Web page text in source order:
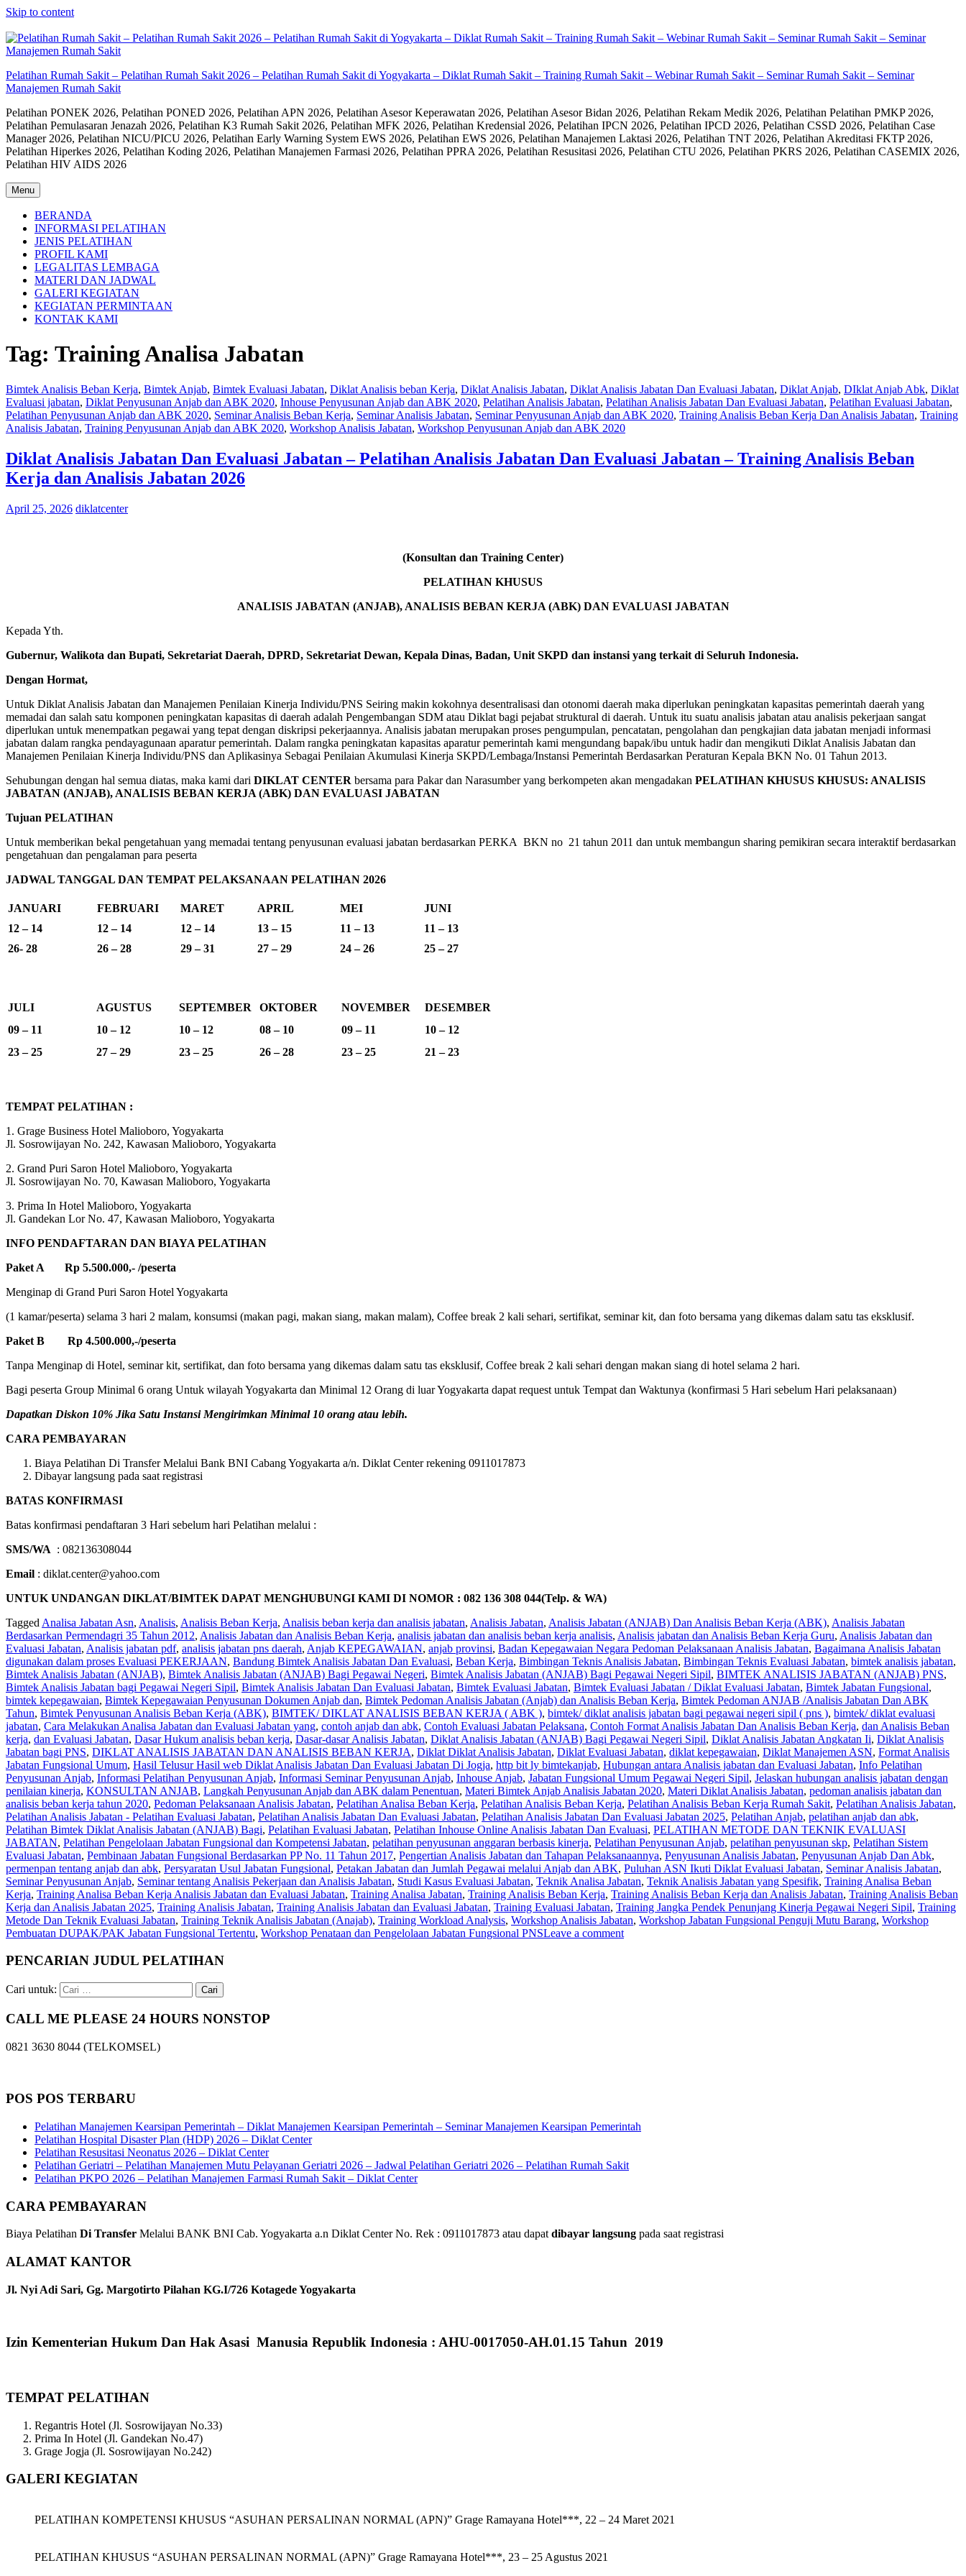
Skip to content
Pelatihan Rumah Sakit – Pelatihan Rumah Sakit 2026 – Pelatihan Rumah Sakit di Yogyakarta – Diklat Rumah Sakit – Training Rumah Sakit – Webinar Rumah Sakit – Seminar Rumah Sakit – Seminar
Manajemen Rumah Sakit
Pelatihan PONEK 2026, Pelatihan PONED 2026, Pelatihan APN 2026, Pelatihan Asesor Keperawatan 2026, Pelatihan Asesor Bidan 2026, Pelatihan Rekam Medik 2026, Pelatihan Pelatihan PMKP 2026,
Pelatihan Pemulasaran Jenazah 2026, Pelatihan K3 Rumah Sakit 2026, Pelatihan MFK 2026, Pelatihan Kredensial 2026, Pelatihan IPCN 2026, Pelatihan IPCD 2026, Pelatihan CSSD 2026, Pelatihan Case
Manager 2026, Pelatihan NICU/PICU 2026, Pelatihan Early Warning System EWS 2026, Pelatihan EWS 2026, Pelatihan Manajemen Laktasi 2026, Pelatihan TNT 2026, Pelatihan Akreditasi FKTP 2026,
Pelatihan Hiperkes 2026, Pelatihan Koding 2026, Pelatihan Manajemen Farmasi 2026, Pelatihan PPRA 2026, Pelatihan Resusitasi 2026, Pelatihan CTU 2026, Pelatihan PKRS 2026, Pelatihan CASEMIX 2026,
Pelatihan HIV AIDS 2026
Menu
BERANDA
INFORMASI PELATIHAN
JENIS PELATIHAN
PROFIL KAMI
LEGALITAS LEMBAGA
MATERI DAN JADWAL
GALERI KEGIATAN
KEGIATAN PERMINTAAN
KONTAK KAMI
Tag: Training Analisa Jabatan
Bimtek Analisis Beban Kerja, Bimtek Anjab, Bimtek Evaluasi Jabatan, Diklat Analisis beban Kerja, Diklat Analisis Jabatan, Diklat Analisis Jabatan Dan Evaluasi Jabatan, Diklat Anjab, DIklat Anjab Abk, Diklat
Evaluasi jabatan, Diklat Penyusunan Anjab dan ABK 2020, Inhouse Penyusunan Anjab dan ABK 2020, Pelatihan Analisis Jabatan, Pelatihan Analisis Jabatan Dan Evaluasi Jabatan, Pelatihan Evaluasi Jabatan,
Pelatihan Penyusunan Anjab dan ABK 2020, Seminar Analisis Beban Kerja, Seminar Analisis Jabatan, Seminar Penyusunan Anjab dan ABK 2020, Training Analisis Beban Kerja Dan Analisis Jabatan, Training
Analisis Jabatan, Training Penyusunan Anjab dan ABK 2020, Workshop Analisis Jabatan, Workshop Penyusunan Anjab dan ABK 2020
Diklat Analisis Jabatan Dan Evaluasi Jabatan – Pelatihan Analisis Jabatan Dan Evaluasi Jabatan – Training Analisis Beban
Kerja dan Analisis Jabatan 2026
April 25, 2026 diklatcenter
(Konsultan dan Training Center)
PELATIHAN KHUSUS
ANALISIS JABATAN (ANJAB), ANALISIS BEBAN KERJA (ABK) DAN EVALUASI JABATAN
Kepada Yth.
Gubernur, Walikota dan Bupati, Sekretariat Daerah, DPRD, Sekretariat Dewan, Kepala Dinas, Badan, Unit SKPD dan instansi yang terkait di Seluruh Indonesia.
Dengan Hormat,
Untuk Diklat Analisis Jabatan dan Manajemen Penilaian Kinerja Individu/PNS Seiring makin kokohnya desentralisasi dan otonomi daerah maka diperlukan peningkatan kapasitas pemerintah daerah yang
memadai dan salah satu komponen peningkatan kapasitas di daerah adalah Pengembangan SDM atau Diklat bagi pejabat struktural di daerah. Untuk itu suatu analisis jabatan atau analisis pekerjaan sangat
diperlukan untuk menempatkan pegawai yang tepat dengan diskripsi pekerjaannya. Analisis jabatan merupakan proses pengumpulan, pencatatan, pengolahan dan pengkajian data jabatan menjadi informasi
jabatan dalam rangka pendayagunaan aparatur pemerintah. Dalam rangka peningkatan kapasitas aparatur pemerintah kami mengundang bapak/ibu untuk hadir dan mengikuti Diklat Analisis Jabatan dan
Manajemen Penilaian Kinerja Individu/PNS dan Aplikasinya Sebagai Penilaian Akumulasi Kinerja SKPD/Lembaga/Instansi Pemerintah Berdasarkan Peraturan Kepala BKN No. 01 Tahun 2013.
Sehubungan dengan hal semua diatas, maka kami dari DIKLAT CENTER bersama para Pakar dan Narasumber yang berkompeten akan mengadakan PELATIHAN KHUSUS KHUSUS: ANALISIS
JABATAN (ANJAB), ANALISIS BEBAN KERJA (ABK) DAN EVALUASI JABATAN
Tujuan PELATIHAN
Untuk memberikan bekal pengetahuan yang memadai tentang penyusunan evaluasi jabatan berdasarkan PERKA BKN no 21 tahun 2011 dan untuk membangun sharing pemikiran secara interaktif berdasarkan
pengetahuan dan pengalaman para peserta
JADWAL TANGGAL DAN TEMPAT PELAKSANAAN PELATIHAN 2026
JANUARI FEBRUARI MARET APRIL MEI
JUNI
12 – 14
12 – 14 12 – 14 13 – 15 11 – 13
11 – 13
26- 28
26 – 28 29 – 31 27 – 29 24 – 26 25 – 27
JULI AGUSTUS SEPTEMBER OKTOBER NOVEMBER
DESEMBER
09 – 11
10 – 12 10 – 12 08 – 10 09 – 11
10 – 12
23 – 25
27 – 29 23 – 25 26 – 28 23 – 25 21 – 23
TEMPAT PELATIHAN :
1. Grage Business Hotel Malioboro, Yogyakarta
Jl. Sosrowijayan No. 242, Kawasan Malioboro, Yogyakarta
2. Grand Puri Saron Hotel Malioboro, Yogyakarta
Jl. Sosrowijayan No. 70, Kawasan Malioboro, Yogyakarta
3. Prima In Hotel Malioboro, Yogyakarta
Jl. Gandekan Lor No. 47, Kawasan Malioboro, Yogyakarta
INFO PENDAFTARAN DAN BIAYA PELATIHAN
Paket A Rp 5.500.000,- /peserta
Menginap di Grand Puri Saron Hotel Yogyakarta
(1 kamar/peserta) selama 3 hari 2 malam, konsumsi (makan pagi, makan siang, makan malam), Coffee break 2 kali sehari, sertifikat, seminar kit, dan foto bersama yang dikemas dalam satu tas eksklusif.
Paket B Rp 4.500.000,-/peserta
Tanpa Menginap di Hotel, seminar kit, sertifikat, dan foto bersama yang dikemas dalam satu tas eksklusif, Coffee break 2 kali sehari dengan makan siang di hotel selama 2 hari.
Bagi peserta Group Minimal 6 orang Untuk wilayah Yogyakarta dan Minimal 12 Orang di luar Yogyakarta dapat request untuk Tempat dan Waktunya (konfirmasi 5 Hari sebelum Hari pelaksanaan)
Dapatkan Diskon 10% Jika Satu Instansi Mengirimkan Minimal 10 orang atau lebih.
CARA PEMBAYARAN
Biaya Pelatihan Di Transfer Melalui Bank BNI Cabang Yogyakarta a/n. Diklat Center rekening 0911017873
Dibayar langsung pada saat registrasi
BATAS KONFIRMASI
Batas konfirmasi pendaftaran 3 Hari sebelum hari Pelatihan melalui :
SMS/WA : 082136308044
Email : diklat.center@yahoo.com
UNTUK UNDANGAN DIKLAT/BIMTEK DAPAT MENGHUBUNGI KAMI DI NOMOR : 082 136 308 044(Telp. & WA)
Tagged Analisa Jabatan Asn, Analisis, Analisis Beban Kerja, Analisis beban kerja dan analisis jabatan, Analisis Jabatan, Analisis Jabatan (ANJAB) Dan Analisis Beban Kerja (ABK), Analisis Jabatan
Berdasarkan Permendagri 35 Tahun 2012, Analisis Jabatan dan Analisis Beban Kerja, analisis jabatan dan analisis beban kerja analisis, Analisis jabatan dan Analisis Beban Kerja Guru, Analisis Jabatan dan
Evaluasi Jabatan, Analisis jabatan pdf, analisis jabatan pns daerah, Anjab KEPEGAWAIAN, anjab provinsi, Badan Kepegawaian Negara Pedoman Pelaksanaan Analisis Jabatan, Bagaimana Analisis Jabatan
digunakan dalam proses Evaluasi PEKERJAAN, Bandung Bimtek Analisis Jabatan Dan Evaluasi, Beban Kerja, Bimbingan Teknis Analisis Jabatan, Bimbingan Teknis Evaluasi Jabatan, bimtek analisis jabatan,
Bimtek Analisis Jabatan (ANJAB), Bimtek Analisis Jabatan (ANJAB) Bagi Pegawai Negeri, Bimtek Analisis Jabatan (ANJAB) Bagi Pegawai Negeri Sipil, BIMTEK ANALISIS JABATAN (ANJAB) PNS,
Bimtek Analisis Jabatan bagi Pegawai Negeri Sipil, Bimtek Analisis Jabatan Dan Evaluasi Jabatan, Bimtek Evaluasi Jabatan, Bimtek Evaluasi Jabatan / Diklat Evaluasi Jabatan, Bimtek Jabatan Fungsional,
bimtek kepegawaian, Bimtek Kepegawaian Penyusunan Dokumen Anjab dan, Bimtek Pedoman Analisis Jabatan (Anjab) dan Analisis Beban Kerja, Bimtek Pedoman ANJAB /Analisis Jabatan Dan ABK
Tahun, Bimtek Penyusunan Analisis Beban Kerja (ABK), BIMTEK/ DIKLAT ANALISIS BEBAN KERJA ( ABK ), bimtek/ diklat analisis jabatan bagi pegawai negeri sipil ( pns ), bimtek/ diklat evaluasi
jabatan, Cara Melakukan Analisa Jabatan dan Evaluasi Jabatan yang, contoh anjab dan abk, Contoh Evaluasi Jabatan Pelaksana, Contoh Format Analisis Jabatan Dan Analisis Beban Kerja, dan Analisis Beban
kerja, dan Evaluasi Jabatan, Dasar Hukum analisis beban kerja, Dasar-dasar Analisis Jabatan, Diklat Analisis Jabatan (ANJAB) Bagi Pegawai Negeri Sipil, Diklat Analisis Jabatan Angkatan Ii, Diklat Analisis
Jabatan bagi PNS, DIKLAT ANALISIS JABATAN DAN ANALISIS BEBAN KERJA, Diklat Diklat Analisis Jabatan, Diklat Evaluasi Jabatan, diklat kepegawaian, Diklat Manajemen ASN, Format Analisis
Jabatan Fungsional Umum, Hasil Telusur Hasil web Diklat Analisis Jabatan Dan Evaluasi Jabatan Di Jogja, http bit ly bimtekanjab, Hubungan antara Analisis jabatan dan Evaluasi Jabatan, Info Pelatihan
Penyusunan Anjab, Informasi Pelatihan Penyusunan Anjab, Informasi Seminar Penyusunan Anjab, Inhouse Anjab, Jabatan Fungsional Umum Pegawai Negeri Sipil, Jelaskan hubungan analisis jabatan dengan
penilaian kinerja, KONSULTAN ANJAB, Langkah Penyusunan Anjab dan ABK dalam Penentuan, Materi Bimtek Anjab Analisis Jabatan 2020, Materi Diklat Analisis Jabatan, pedoman analisis jabatan dan
analisis beban kerja tahun 2020, Pedoman Pelaksanaan Analisis Jabatan, Pelatihan Analisa Beban Kerja, Pelatihan Analisis Beban Kerja, Pelatihan Analisis Beban Kerja Rumah Sakit, Pelatihan Analisis Jabatan,
Pelatihan Analisis Jabatan - Pelatihan Evaluasi Jabatan, Pelatihan Analisis Jabatan Dan Evaluasi Jabatan, Pelatihan Analisis Jabatan Dan Evaluasi Jabatan 2025, Pelatihan Anjab, pelatihan anjab dan abk,
Pelatihan Bimtek Diklat Analisis Jabatan (ANJAB) Bagi, Pelatihan Evaluasi Jabatan, Pelatihan Inhouse Online Analisis Jabatan Dan Evaluasi, PELATIHAN METODE DAN TEKNIK EVALUASI
JABATAN, Pelatihan Pengelolaan Jabatan Fungsional dan Kompetensi Jabatan, pelatihan penyusunan anggaran berbasis kinerja, Pelatihan Penyusunan Anjab, pelatihan penyusunan skp, Pelatihan Sistem
Evaluasi Jabatan, Pembinaan Jabatan Fungsional Berdasarkan PP No. 11 Tahun 2017, Pengertian Analisis Jabatan dan Tahapan Pelaksanaannya, Penyusunan Analisis Jabatan, Penyusunan Anjab Dan Abk,
permenpan tentang anjab dan abk, Persyaratan Usul Jabatan Fungsional, Petakan Jabatan dan Jumlah Pegawai melalui Anjab dan ABK, Puluhan ASN Ikuti Diklat Evaluasi Jabatan, Seminar Analisis Jabatan,
Seminar Penyusunan Anjab, Seminar tentang Analisis Pekerjaan dan Analisis Jabatan, Studi Kasus Evaluasi Jabatan, Teknik Analisa Jabatan, Teknik Analisis Jabatan yang Spesifik, Training Analisa Beban
Kerja, Training Analisa Beban Kerja Analisis Jabatan dan Evaluasi Jabatan, Training Analisa Jabatan, Training Analisis Beban Kerja, Training Analisis Beban Kerja dan Analisis Jabatan, Training Analisis Beban
Kerja dan Analisis Jabatan 2025, Training Analisis Jabatan, Training Analisis Jabatan dan Evaluasi Jabatan, Training Evaluasi Jabatan, Training Jangka Pendek Penunjang Kinerja Pegawai Negeri Sipil, Training
Metode Dan Teknik Evaluasi Jabatan, Training Teknik Analisis Jabatan (Anajab), Training Workload Analysis, Workshop Analisis Jabatan, Workshop Jabatan Fungsional Penguji Mutu Barang, Workshop
Pembuatan DUPAK/PAK Jabatan Fungsional Tertentu, Workshop Penataan dan Pengelolaan Jabatan Fungsional PNSLeave a comment
PENCARIAN JUDUL PELATIHAN
Cari untuk:
CALL ME PLEASE 24 HOURS NONSTOP
0821 3630 8044 (TELKOMSEL)
POS POS TERBARU
Pelatihan Manajemen Kearsipan Pemerintah – Diklat Manajemen Kearsipan Pemerintah – Seminar Manajemen Kearsipan Pemerintah
Pelatihan Hospital Disaster Plan (HDP) 2026 – Diklat Center
Pelatihan Resusitasi Neonatus 2026 – Diklat Center
Pelatihan Geriatri – Pelatihan Manajemen Mutu Pelayanan Geriatri 2026 – Jadwal Pelatihan Geriatri 2026 – Pelatihan Rumah Sakit
Pelatihan PKPO 2026 – Pelatihan Manajemen Farmasi Rumah Sakit – Diklat Center
CARA PEMBAYARAN
Biaya Pelatihan Di Transfer Melalui BANK BNI Cab. Yogyakarta a.n Diklat Center No. Rek : 0911017873 atau dapatdibayar langsung pada saat registrasi
ALAMAT KANTOR
Jl. Nyi Adi Sari, Gg. Margotirto Pilahan KG.I/726 Kotagede Yogyakarta
Izin Kementerian Hukum Dan Hak Asasi Manusia Republik Indonesia : AHU-0017050-AH.01.15 Tahun 2019
TEMPAT PELATIHAN
Regantris Hotel (Jl. Sosrowijayan No.33)
Prima In Hotel (Jl. Gandekan No.47)
Grage Jogja (Jl. Sosrowijayan No.242)
GALERI KEGIATAN
PELATIHAN KOMPETENSI KHUSUS “ASUHAN PERSALINAN NORMAL (APN)” Grage Ramayana Hotel***, 22 – 24 Maret 2021
PELATIHAN KHUSUS “ASUHAN PERSALINAN NORMAL (APN)” Grage Ramayana Hotel***, 23 – 25 Agustus 2021